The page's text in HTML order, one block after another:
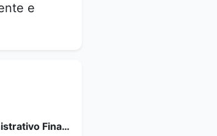
e
Assistente Administrativo Financeiro